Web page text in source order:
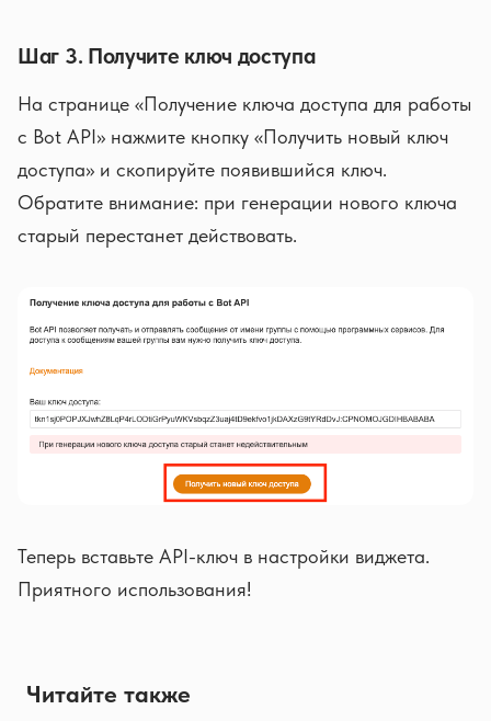
Шаг 3. Получите ключ доступа
На странице «Получение ключа доступа для работы
с Bot API» нажмите кнопку «Получить новый ключ
доступа» и скопируйте появившийся ключ.
Обратите внимание: при генерации нового ключа
старый перестанет действовать.
Теперь вставьте API-ключ в настройки виджета.
Приятного использования!
Читайте также